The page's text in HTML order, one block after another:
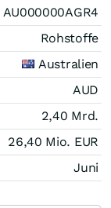
AU000000AGR4
Rohstoffe
Australien
AUD
2,40 Mrd.
26,40 Mio. EUR
Juni